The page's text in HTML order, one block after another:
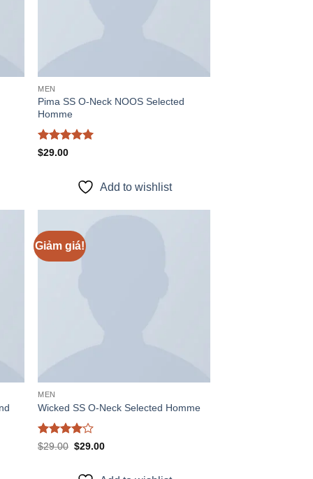
MEN
Pima SS O-Neck NOOS Selected
Homme
Được xếp
$29.00
Add to wishlist
Giảm giá!
MEN
Wicked SS O-Neck Selected Homme
Được
$29.00 Giá
$29.00.
$29.00Giá
là: